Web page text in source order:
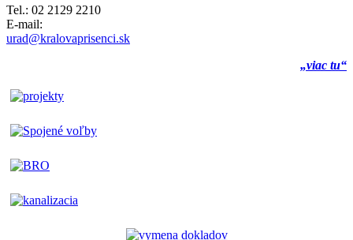
Tel.: 02 2129 2210
E-mail:
urad@kralovaprisenci.sk
„viac tu“